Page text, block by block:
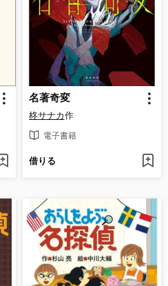
名著奇変
柊サナカ作
電子書籍
借りる